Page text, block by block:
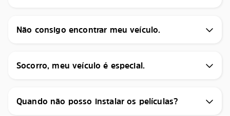
Não consigo encontrar meu veículo.
Socorro, meu veículo é especial.
Quando não posso instalar os películas?